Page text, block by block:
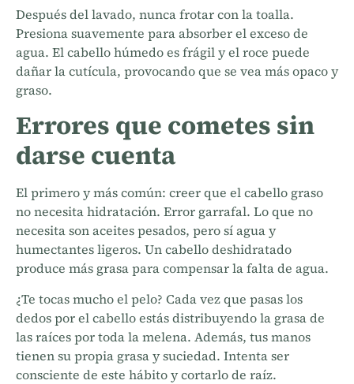
Después del lavado, nunca frotar con la toalla.
Presiona suavemente para absorber el exceso de
agua. El cabello húmedo es frágil y el roce puede
dañar la cutícula, provocando que se vea más opaco y
graso.
Errores que cometes sin
darse cuenta
El primero y más común: creer que el cabello graso
no necesita hidratación. Error garrafal. Lo que no
necesita son aceites pesados, pero sí agua y
humectantes ligeros. Un cabello deshidratado
produce más grasa para compensar la falta de agua.
¿Te tocas mucho el pelo? Cada vez que pasas los
dedos por el cabello estás distribuyendo la grasa de
las raíces por toda la melena. Además, tus manos
tienen su propia grasa y suciedad. Intenta ser
consciente de este hábito y cortarlo de raíz.